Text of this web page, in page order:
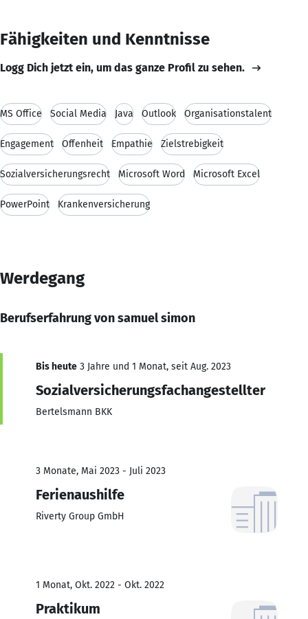
Fähigkeiten und Kenntnisse
Logg Dich jetzt ein, um das ganze Profil zu sehen.
MS Office Social Media Java Outlook Organisationstalent
Engagement Offenheit Empathie Zielstrebigkeit
Sozialversicherungsrecht Microsoft Word Microsoft Excel
PowerPoint Krankenversicherung
Werdegang
Berufserfahrung von samuel simon
Bis heute 3 Jahre und 1 Monat, seit Aug. 2023
Sozialversicherungsfachangestellter
Bertelsmann BKK
3 Monate, Mai 2023 - Juli 2023
Ferienaushilfe
Riverty Group GmbH
1 Monat, Okt. 2022 - Okt. 2022
Praktikum